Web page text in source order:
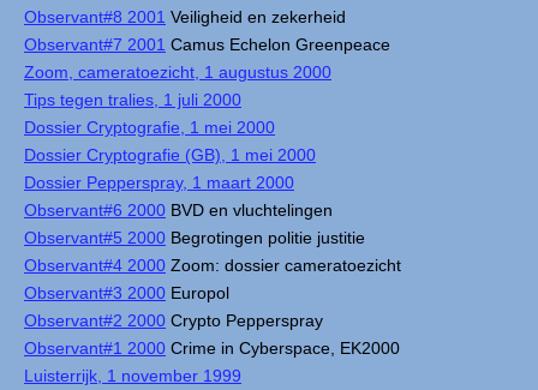
Observant#8 2001 Veiligheid en zekerheid
Observant#7 2001 Camus Echelon Greenpeace
Zoom, cameratoezicht, 1 augustus 2000
Tips tegen tralies, 1 juli 2000
Dossier Cryptografie, 1 mei 2000
Dossier Cryptografie (GB), 1 mei 2000
Dossier Pepperspray, 1 maart 2000
Observant#6 2000 BVD en vluchtelingen
Observant#5 2000 Begrotingen politie justitie
Observant#4 2000 Zoom: dossier cameratoezicht
Observant#3 2000 Europol
Observant#2 2000 Crypto Pepperspray
Observant#1 2000 Crime in Cyberspace, EK2000
Luisterrijk, 1 november 1999